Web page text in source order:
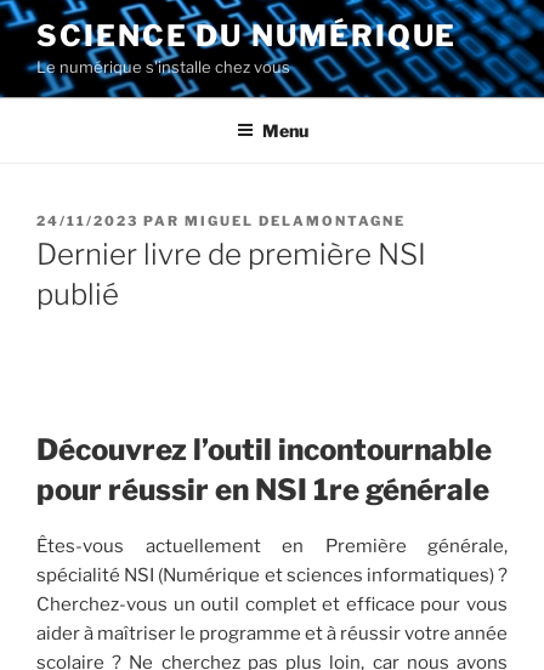
Aller
contenu
principal
SCIENCE DU NUMÉRIQUE
Le numérique s'installe chez vous
Menu
PUBLIÉ
LE
24/11/2023 PAR MIGUEL DELAMONTAGNE
Dernier livre de première NSI
publié
Découvrez l’outil incontournable
pour réussir en NSI 1re générale
Êtes-vous actuellement en Première générale,
spécialité NSI (Numérique et sciences informatiques) ?
Cherchez-vous un outil complet et efficace pour vous
aider à maîtriser le programme et à réussir votre année
scolaire ? Ne cherchez pas plus loin, car nous avons